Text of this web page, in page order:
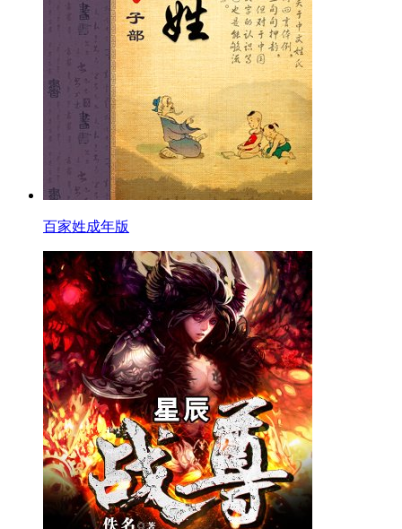
百家姓成年版